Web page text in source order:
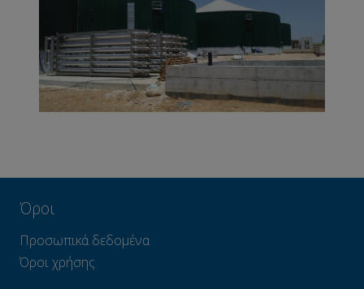
Όροι
Προσωπικά δεδομένα
Όροι χρήσης